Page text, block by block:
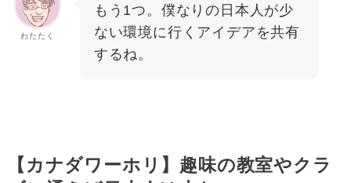
わたたく
もう1つ。僕なりの日本人が少
ない環境に行くアイデアを共有
するね。
【カナダワーホリ】趣味の教室やクラ